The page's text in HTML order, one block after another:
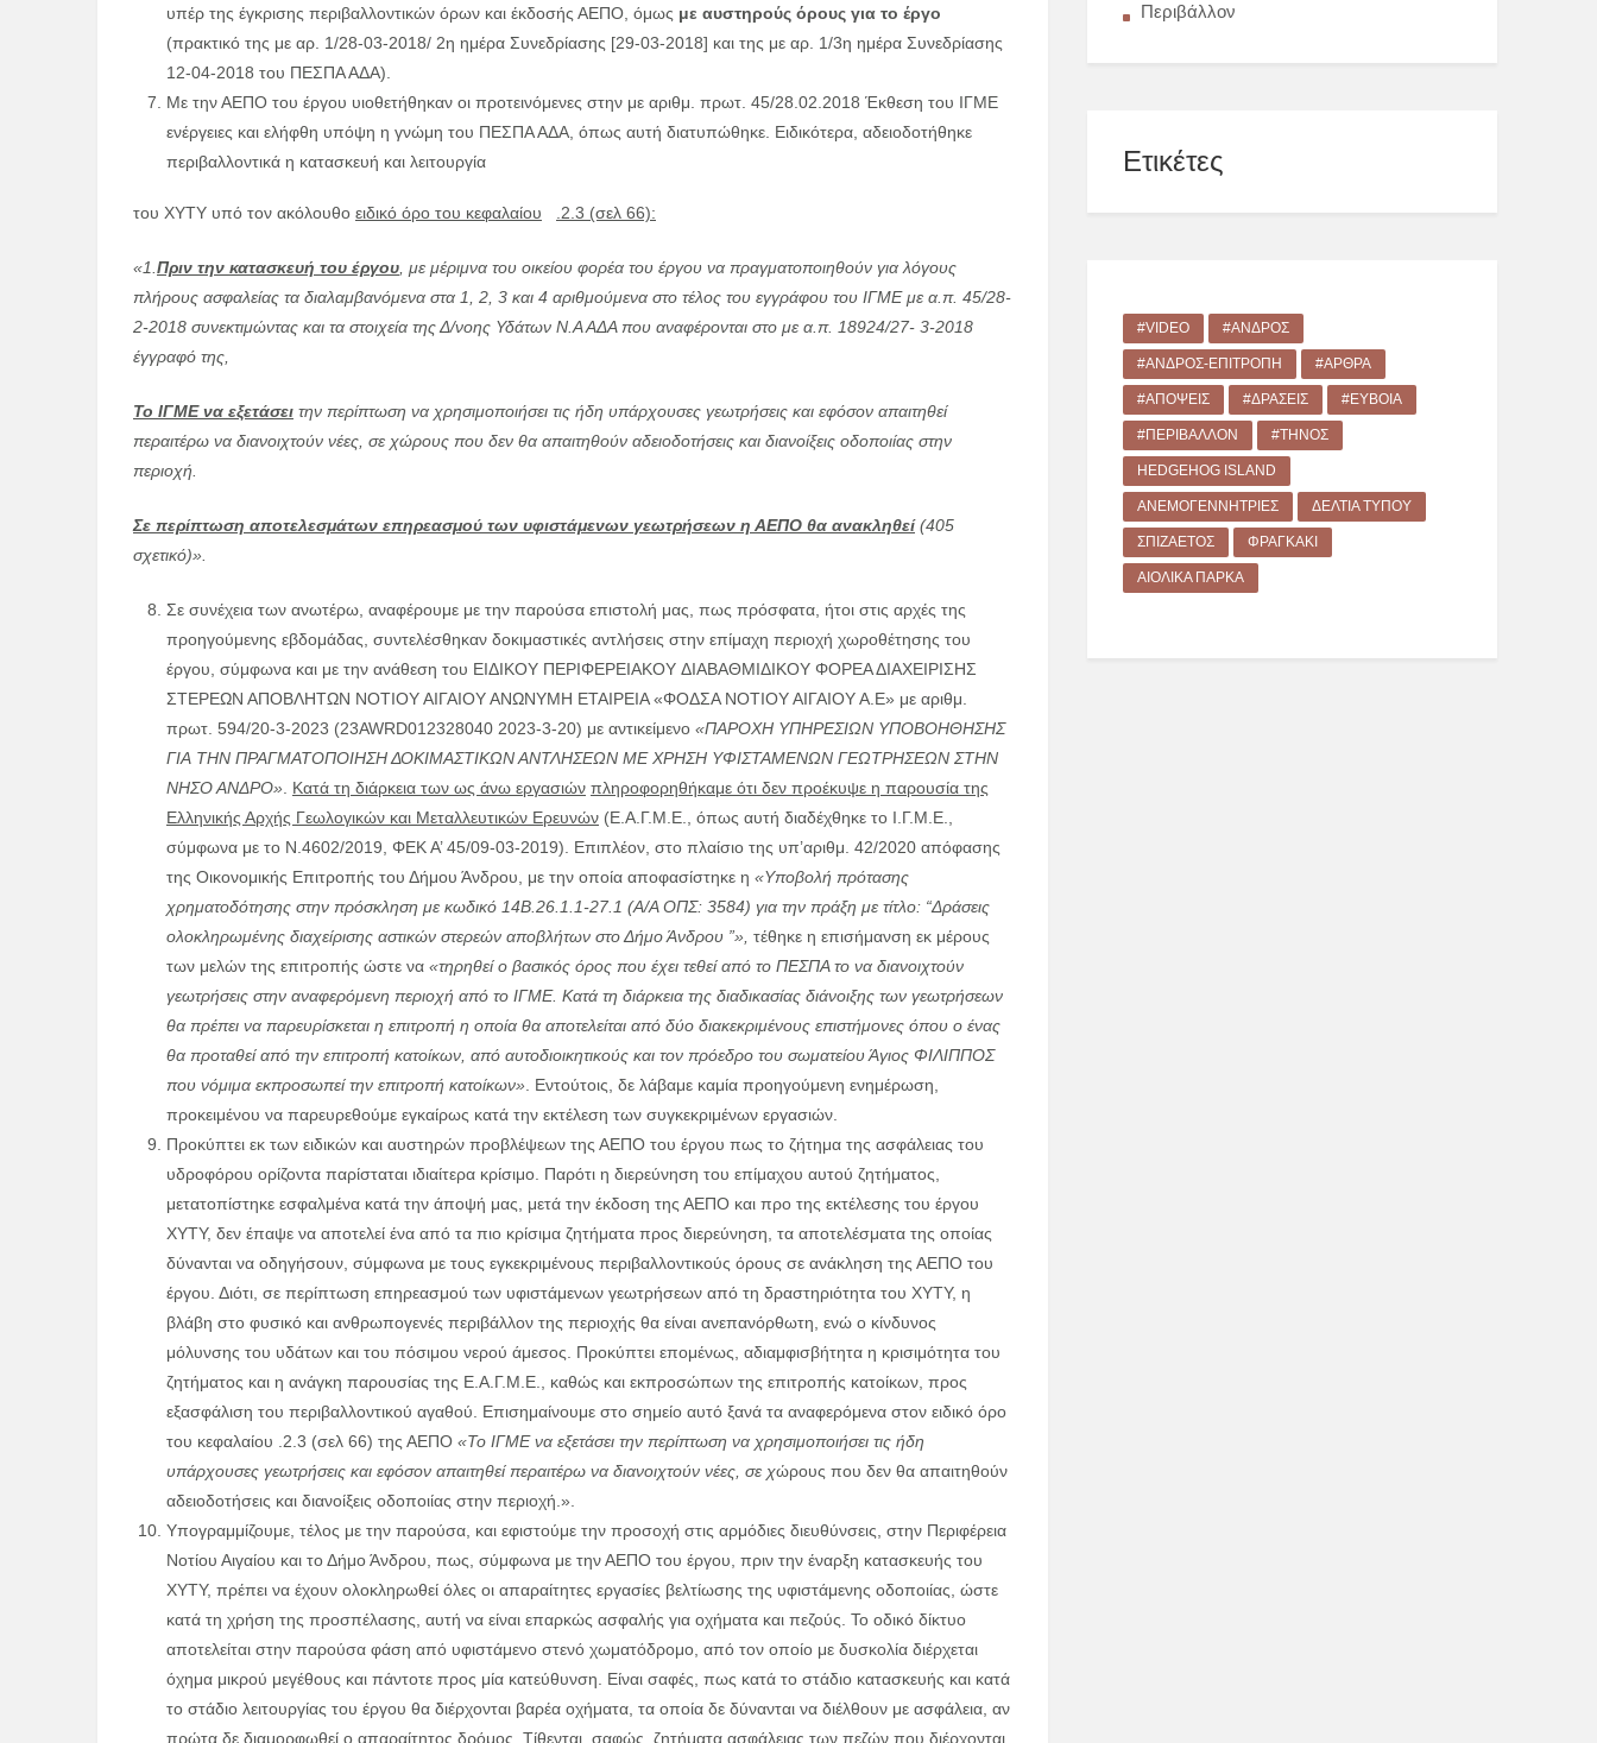
υπέρ της έγκρισης περιβαλλοντικών όρων και έκδοσής ΑΕΠΟ, όμως με αυστηρούς όρους για το έργο
(πρακτικό της με αρ. 1/28-03-2018/ 2η ημέρα Συνεδρίασης [29-03-2018] και της με αρ. 1/3η ημέρα Συνεδρίασης
12-04-2018 του ΠΕΣΠΑ ΑΔΑ).
Με την ΑΕΠΟ του έργου υιοθετήθηκαν οι προτεινόμενες στην με αριθμ. πρωτ. 45/28.02.2018 Έκθεση του ΙΓΜΕ
ενέργειες και ελήφθη υπόψη η γνώμη του ΠΕΣΠΑ ΑΔΑ, όπως αυτή διατυπώθηκε. Ειδικότερα, αδειοδοτήθηκε
περιβαλλοντικά η κατασκευή και λειτουργία
του ΧΥΤΥ υπό τον ακόλουθο ειδικό όρο του κεφαλαίου .2.3 (σελ 66):
«1. Πριν την κατασκευή του έργου , με μέριμνα του οικείου φορέα του έργου να πραγματοποιηθούν για λόγους
πλήρους ασφαλείας τα διαλαμβανόμενα στα 1, 2, 3 και 4 αριθμούμενα στο τέλος του εγγράφου του ΙΓΜΕ με α.π. 45/28-
2-2018 συνεκτιμώντας και τα στοιχεία της Δ/νοης Υδάτων Ν.Α ΑΔΑ που αναφέρονται στο με α.π. 18924/27- 3-2018
έγγραφό της,
Το ΙΓΜΕ να εξετάσει την περίπτωση να χρησιμοποιήσει τις ήδη υπάρχουσες γεωτρήσεις και εφόσον απαιτηθεί
περαιτέρω να διανοιχτούν νέες, σε χώρους που δεν θα απαιτηθούν αδειοδοτήσεις και διανοίξεις οδοποιίας στην
περιοχή.
Σε περίπτωση αποτελεσμάτων επηρεασμού των υφιστάμενων γεωτρήσεων η ΑΕΠΟ θα ανακληθεί (405
σχετικό)».
Σε συνέχεια των ανωτέρω, αναφέρουμε με την παρούσα επιστολή μας, πως πρόσφατα, ήτοι στις αρχές της
προηγούμενης εβδομάδας, συντελέσθηκαν δοκιμαστικές αντλήσεις στην επίμαχη περιοχή χωροθέτησης του
έργου, σύμφωνα και με την ανάθεση του ΕΙΔΙΚΟY ΠΕΡΙΦΕΡΕΙΑΚΟY ΔΙΑΒΑΘΜΙΔΙΚΟY ΦΟΡΕΑ ΔΙΑΧΕΙΡΙΣΗΣ
ΣΤΕΡΕΩΝ ΑΠΟΒΛΗΤΩΝ ΝΟΤΙΟΥ ΑΙΓΑΙΟΥ ΑΝΩΝΥΜΗ ΕΤΑΙΡΕΙΑ «ΦΟΔΣΑ ΝΟΤΙΟΥ ΑΙΓΑΙΟΥ Α.Ε» με αριθμ.
πρωτ. 594/20-3-2023 (23AWRD012328040 2023-3-20) με αντικείμενο «ΠΑΡΟΧΗ ΥΠΗΡΕΣΙΩΝ ΥΠΟΒΟΗΘΗΣΗΣ
ΓΙΑ ΤΗΝ ΠΡΑΓΜΑΤΟΠΟΙΗΣΗ ΔΟΚΙΜΑΣΤΙΚΩΝ ΑΝΤΛΗΣΕΩΝ ΜΕ ΧΡΗΣΗ ΥΦΙΣΤΑΜΕΝΩΝ ΓΕΩΤΡΗΣΕΩΝ ΣΤΗΝ
ΝΗΣΟ ΑΝΔΡΟ»
Κατά τη διάρκεια των ως άνω εργασιών πληροφορηθήκαμε ότι δεν προέκυψε η παρουσία της
Ελληνικής Αρχής Γεωλογικών και Μεταλλευτικών Ερευνών (Ε.Α.Γ.Μ.Ε., όπως αυτή διαδέχθηκε το Ι.Γ.Μ.Ε.,
σύμφωνα με το Ν.4602/2019, ΦΕΚ Α’ 45/09-03-2019). Επιπλέον, στο πλαίσιο της υπ’αριθμ. 42/2020 απόφασης
της Οικονομικής Επιτροπής του Δήμου Άνδρου, με την οποία αποφασίστηκε η «Υποβολή πρότασης
χρηματοδότησης στην πρόσκληση με κωδικό 14B.26.1.1-27.1 (Α/Α ΟΠΣ: 3584) για την πράξη με τίτλο: “Δράσεις
ολοκληρωμένης διαχείρισης αστικών στερεών αποβλήτων στο Δήμο Άνδρου ”», τέθηκε η επισήμανση εκ μέρους
των μελών της επιτροπής ώστε να «τηρηθεί ο βασικός όρος που έχει τεθεί από το ΠΕΣΠΑ το να διανοιχτούν
γεωτρήσεις στην αναφερόμενη περιοχή από το ΙΓΜΕ. Κατά τη διάρκεια της διαδικασίας διάνοιξης των γεωτρήσεων
θα πρέπει να παρευρίσκεται η επιτροπή η οποία θα αποτελείται από δύο διακεκριμένους επιστήμονες όπου ο ένας
θα προταθεί από την επιτροπή κατοίκων, από αυτοδιοικητικούς και τον πρόεδρο του σωματείου Άγιος ΦΙΛΙΠΠΟΣ
που νόμιμα εκπροσωπεί την επιτροπή κατοίκων» . Εντούτοις, δε λάβαμε καμία προηγούμενη ενημέρωση,
προκειμένου να παρευρεθούμε εγκαίρως κατά την εκτέλεση των συγκεκριμένων εργασιών.
Προκύπτει εκ των ειδικών και αυστηρών προβλέψεων της ΑΕΠΟ του έργου πως το ζήτημα της ασφάλειας του
υδροφόρου ορίζοντα παρίσταται ιδιαίτερα κρίσιμο. Παρότι η διερεύνηση του επίμαχου αυτού ζητήματος,
μετατοπίστηκε εσφαλμένα κατά την άποψή μας, μετά την έκδοση της ΑΕΠΟ και προ της εκτέλεσης του έργου
ΧΥΤΥ, δεν έπαψε να αποτελεί ένα από τα πιο κρίσιμα ζητήματα προς διερεύνηση, τα αποτελέσματα της οποίας
δύνανται να οδηγήσουν, σύμφωνα με τους εγκεκριμένους περιβαλλοντικούς όρους σε ανάκληση της ΑΕΠΟ του
έργου. Διότι, σε περίπτωση επηρεασμού των υφιστάμενων γεωτρήσεων από τη δραστηριότητα του ΧΥΤΥ, η
βλάβη στο φυσικό και ανθρωπογενές περιβάλλον της περιοχής θα είναι ανεπανόρθωτη, ενώ ο κίνδυνος
μόλυνσης του υδάτων και του πόσιμου νερού άμεσος. Προκύπτει επομένως, αδιαμφισβήτητα η κρισιμότητα του
ζητήματος και η ανάγκη παρουσίας της Ε.Α.Γ.Μ.Ε., καθώς και εκπροσώπων της επιτροπής κατοίκων, προς
εξασφάλιση του περιβαλλοντικού αγαθού. Επισημαίνουμε στο σημείο αυτό ξανά τα αναφερόμενα στον ειδικό όρο
του κεφαλαίου .2.3 (σελ 66) της ΑΕΠΟ «Το ΙΓΜΕ να εξετάσει την περίπτωση να χρησιμοποιήσει τις ήδη
υπάρχουσες γεωτρήσεις και εφόσον απαιτηθεί περαιτέρω να διανοιχτούν νέες, σε χώρους που δεν θα απαιτηθούν
αδειοδοτήσεις και διανοίξεις οδοποιίας στην περιοχή.».
Υπογραμμίζουμε, τέλος με την παρούσα, και εφιστούμε την προσοχή στις αρμόδιες διευθύνσεις, στην Περιφέρεια
Νοτίου Αιγαίου και το Δήμο Άνδρου, πως, σύμφωνα με την ΑΕΠΟ του έργου, πριν την έναρξη κατασκευής του
ΧΥΤΥ, πρέπει να έχουν ολοκληρωθεί όλες οι απαραίτητες εργασίες βελτίωσης της υφιστάμενης οδοποιίας, ώστε
κατά τη χρήση της προσπέλασης, αυτή να είναι επαρκώς ασφαλής για οχήματα και πεζούς. Το οδικό δίκτυο
αποτελείται στην παρούσα φάση από υφιστάμενο στενό χωματόδρομο, από τον οποίο με δυσκολία διέρχεται
όχημα μικρού μεγέθους και πάντοτε προς μία κατεύθυνση. Είναι σαφές, πως κατά το στάδιο κατασκευής και κατά
το στάδιο λειτουργίας του έργου θα διέρχονται βαρέα οχήματα, τα οποία δε δύνανται να διέλθουν με ασφάλεια, αν
πρώτα δε διαμορφωθεί ο απαραίτητος δρόμος. Τίθενται, σαφώς, ζητήματα ασφάλειας των πεζών που διέρχονται
Περιβάλλον
Ετικέτες
#VIDEO #ΆΝΔΡΟΣ
#ΆΝΔΡΟΣ-ΕΠΙΤΡΟΠΉ #ΆΡΘΡΑ
#ΑΠΌΨΕΙΣ #ΔΡΑΣΕΙΣ #ΕΎΒΟΙΑ
#ΠΕΡΙΒΆΛΛΟΝ #ΤΉΝΟΣ
HEDGEHOG ISLAND
ΑΝΕΜΟΓΕΝΝΉΤΡΙΕΣ ΔΕΛΤΊΑ ΤΎΠΟΥ
ΣΠΙΖΑΕΤΌΣ ΦΡΑΓΚΆΚΙ
ΑΙΟΛΙΚΆ ΠΆΡΚΑ